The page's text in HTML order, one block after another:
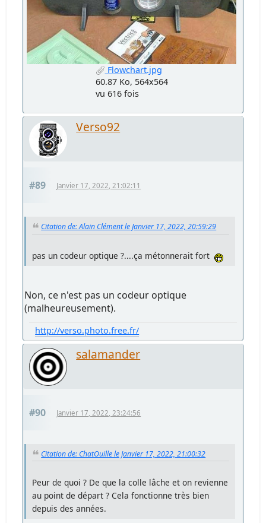
Flowchart.jpg
60.87 Ko, 564x564
vu 616 fois
Verso92
#89 Janvier 17, 2022, 21:02:11
Citation de: Alain Clément le Janvier 17, 2022, 20:59:29
pas un codeur optique ?....ça métonnerait fort
Non, ce n'est pas un codeur optique
(malheureusement).
http://verso.photo.free.fr/
salamander
#90 Janvier 17, 2022, 23:24:56
Citation de: ChatOuille le Janvier 17, 2022, 21:00:32
Peur de quoi ? De que la colle lâche et on revienne
au point de départ ? Cela fonctionne très bien
depuis des années.